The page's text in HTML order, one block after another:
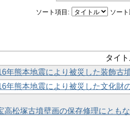
ソート項目: ソー
タイ
年熊本地震により被災した装飾古
年熊本地震により被災した文化財
高松塚古墳壁画の保存修理にとも